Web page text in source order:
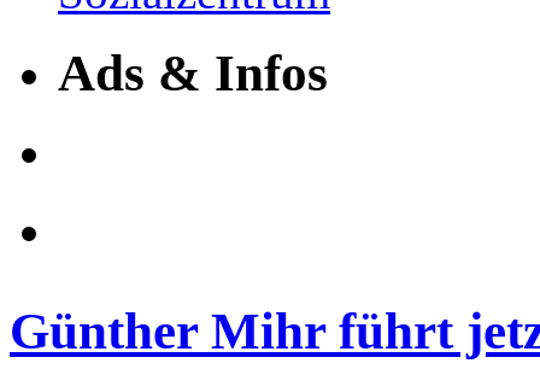
Ads & Infos
Günther Mihr führt